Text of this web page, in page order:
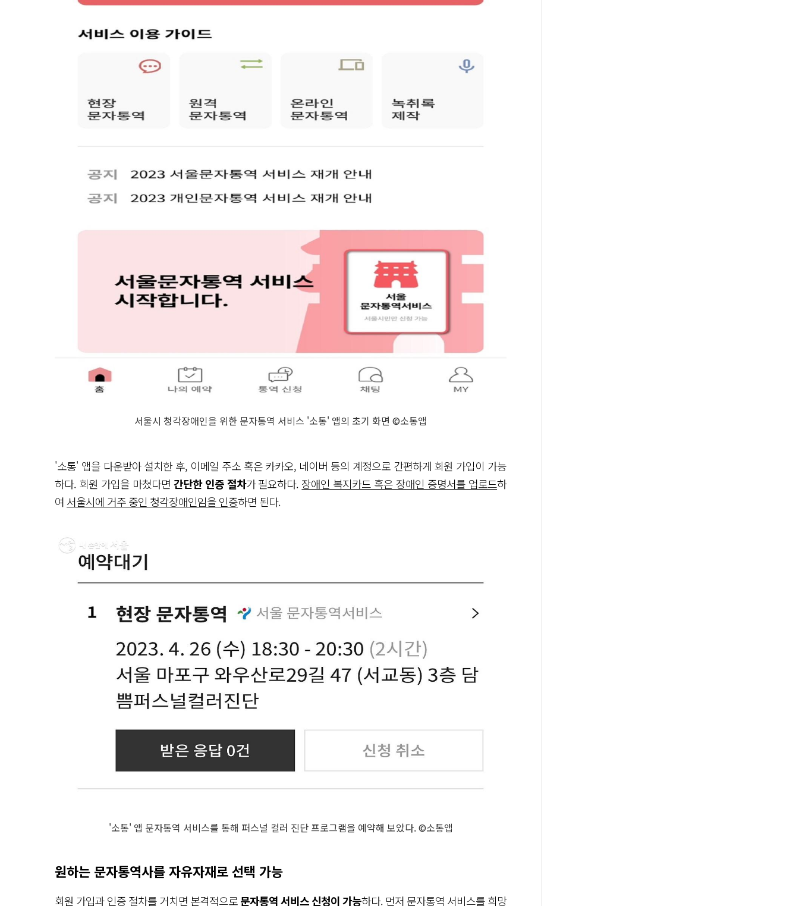
서울시 청각장애인을 위한 문자통역 서비스 '소통' 앱의 초기 화면 ©소통앱
'소통' 앱을 다운받아 설치한 후, 이메일 주소 혹은 카카오, 네이버 등의 계정으로 간편하게 회원 가입이 가능
하다. 회원 가입을 마쳤다면 간단한 인증 절차가 필요하다. 장애인 복지카드 혹은 장애인 증명서를 업로드하
여 서울시에 거주 중인 청각장애인임을 인증하면 된다.
'소통' 앱 문자통역 서비스를 통해 퍼스널 컬러 진단 프로그램을 예약해 보았다. ©소통앱
원하는 문자통역사를 자유자재로 선택 가능
회원 가입과 인증 절차를 거치면 본격적으로문자통역 서비스 신청이 가능하다. 먼저 문자통역 서비스를 희망